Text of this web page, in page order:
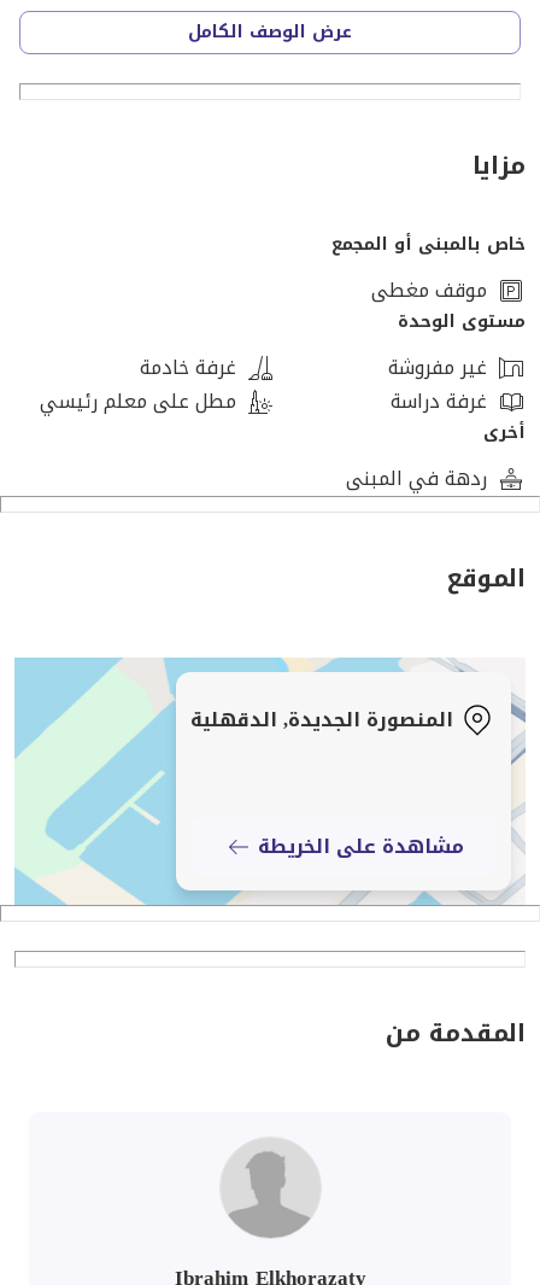
عرض الوصف الكامل
مزايا
خاص بالمبنى أو المجمع
موقف مغطى
مستوى الوحدة
غير مفروشة
غرفة خادمة
غرفة دراسة
مطل على معلم رئيسي
أخرى
ردهة في المبنى
الموقع
المنصورة الجديدة, الدقهلية
مشاهدة على الخريطة
المقدمة من